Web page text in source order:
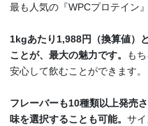
最も人気の『WPCプロテイン
1kgあたり1,988円（換算値）
ことが、最大の魅力です。
も
安心して飲むことができます。
フレーバーも10種類以上発売
味を選択することも可能。サ